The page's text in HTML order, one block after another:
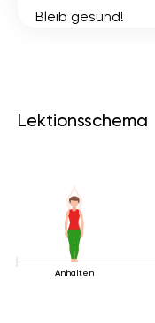
Bleib gesund!
Lektionsschema
Anhalten